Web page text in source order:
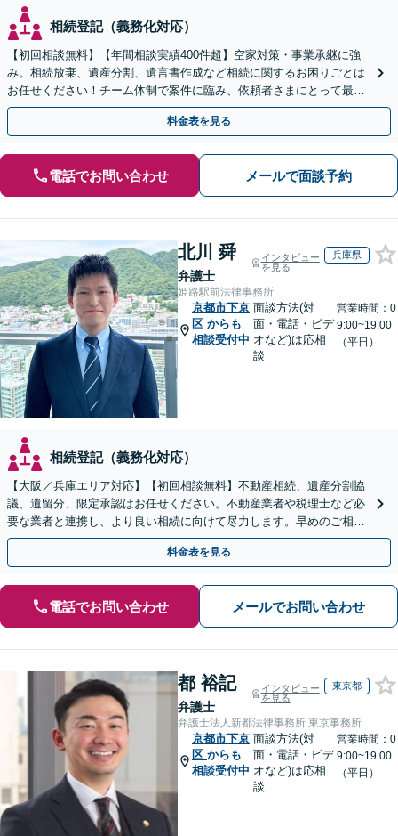
相続登記（義務化対応）
【初回相談無料】【年間相談実績400件超】空家対策・事業承継に強
み。相続放棄、遺産分割、遺言書作成など相続に関するお困りごとは
お任せください！チーム体制で案件に臨み、依頼者さまにとって最善
の解決を目指します【堅田駅4分】【無料駐車場あり】
料金表を見る
電話でお問い合わせ メールで面談予約
北川 舜
弁護士
インタビュー
を見る
兵庫県
姫路駅前法律事務所
京都市下京
区 からも
相談受付中
面談方法(対
面・電話・ビデ
オなど)は応相
談
営業時間：0
9:00~19:00
（平日）
相続登記（義務化対応）
【大阪／兵庫エリア対応】【初回相談無料】不動産相続、遺産分割協
議、遺留分、限定承認はお任せください。不動産業者や税理士など必
要な業者と連携し、より良い相続に向けて尽力します。早めのご相談
が複雑化を防ぐカギとなります【休日相談可】
料金表を見る
電話でお問い合わせ メールでお問い合わせ
都 裕記
弁護士
インタビュー
を見る
東京都
弁護士法人新都法律事務所 東京事務所
京都市下京
区 からも
相談受付中
面談方法(対
面・電話・ビデ
オなど)は応相
談
営業時間：0
9:00~19:00
（平日）